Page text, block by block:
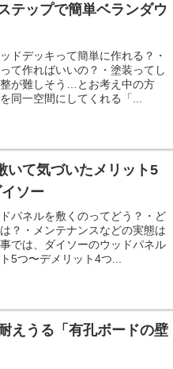
テップで簡単ベランダウ
ドデッキって簡単に作れる？・
て作ればいいの？・塗装ってし
が難しそう…とお考え中の方
同一空間にしてくれる「...
いて気づいたメリット5
ソー
パネルを敷くのってどう？・ど
？・メンテナンスなどの実態は
では、ダイソーのウッドパネル
5つ〜デメリット4つ...
えうる「有孔ボードの壁